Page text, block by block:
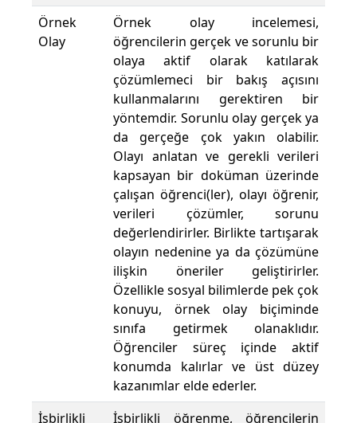
Örnek
Olay
Örnek olay incelemesi,
öğrencilerin gerçek ve sorunlu bir
olaya aktif olarak katılarak
çözümlemeci bir bakış açısını
kullanmalarını gerektiren bir
yöntemdir. Sorunlu olay gerçek ya
da gerçeğe çok yakın olabilir.
Olayı anlatan ve gerekli verileri
kapsayan bir doküman üzerinde
çalışan öğrenci(ler), olayı öğrenir,
verileri çözümler, sorunu
değerlendirirler. Birlikte tartışarak
olayın nedenine ya da çözümüne
ilişkin öneriler geliştirirler.
Özellikle sosyal bilimlerde pek çok
konuyu, örnek olay biçiminde
sınıfa getirmek olanaklıdır.
Öğrenciler süreç içinde aktif
konumda kalırlar ve üst düzey
kazanımlar elde ederler.
İşbirlikli
İşbirlikli öğrenme, öğrencilerin